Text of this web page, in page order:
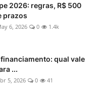
2026: regras, R$ 500
prazos
6, 2026 0 1.4k
qual vale
...
5, 2026 0 41